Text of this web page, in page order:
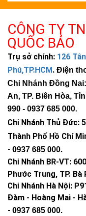
CÔNG TY
QUỐC BẢO
Trụ sở chính: 126
Phú,TP.HCM. Điện
Chi Nhánh Đồng
An, TP. Biên Hòa,
990 - 0937 685 000.
Chi Nhánh Thủ Đức:
Thành Phố Hồ Chí
- 0937 685 000.
Chi Nhánh BR-VT:
Phước Trung, TP. Bà
Chi Nhánh Hà Nội:
Đàm - Hoàng Mai -
- 0937 685 000.